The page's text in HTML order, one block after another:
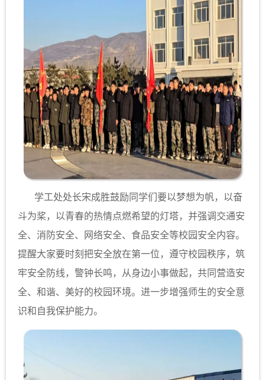
学工处处长宋成胜鼓励同学们要以梦想为帆，以奋
斗为桨，以青春的热情点燃希望的灯塔，并强调交通安
全、消防安全、网络安全、食品安全等校园安全内容。
提醒大家要时刻把安全放在第一位，遵守校园秩序，筑
牢安全防线，警钟长鸣，从身边小事做起，共同营造安
全、和谐、美好的校园环境。进一步增强师生的安全意
识和自我保护能力。